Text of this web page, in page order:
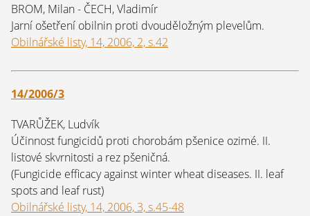
BROM, Milan - ČECH, Vladimír
Jarní ošetření obilnin proti dvouděložným plevelům.
Obilnářské listy, 14, 2006, 2, s.42
14/2006/3
TVARŮŽEK, Ludvík
Účinnost fungicidů proti chorobám pšenice ozimé. II.
listové skvrnitosti a rez pšeničná.
(Fungicide efficacy against winter wheat diseases. II. leaf
spots and leaf rust)
Obilnářské listy, 14, 2006, 3, s.45-48